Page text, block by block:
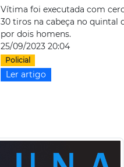
Vítima foi executada com
30 tiros na cabeça no quintal
por dois homens.
25/09/2023 20:04
Policial
Ler artigo